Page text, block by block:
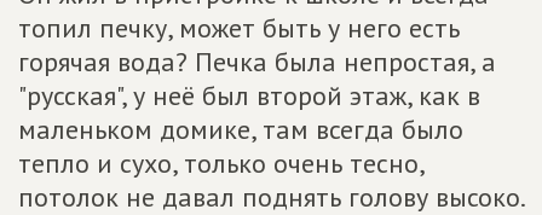
топил печку, может быть у него есть
горячая вода? Печка была непростая, а
"русская", у неё был второй этаж, как в
маленьком домике, там всегда было
тепло и сухо, только очень тесно,
потолок не давал поднять голову высоко.